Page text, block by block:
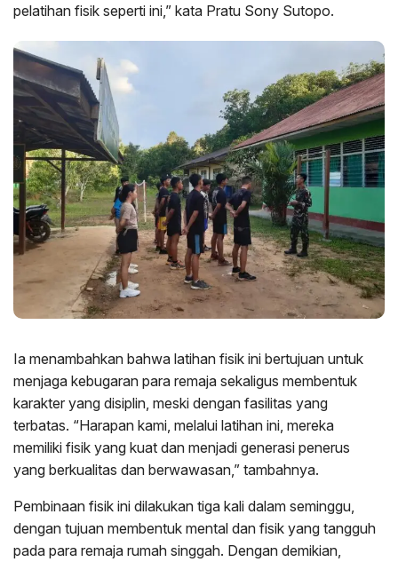
pelatihan fisik seperti ini,” kata Pratu Sony Sutopo.
Ia menambahkan bahwa latihan fisik ini bertujuan untuk
menjaga kebugaran para remaja sekaligus membentuk
karakter yang disiplin, meski dengan fasilitas yang
terbatas. “Harapan kami, melalui latihan ini, mereka
memiliki fisik yang kuat dan menjadi generasi penerus
yang berkualitas dan berwawasan,” tambahnya.
Pembinaan fisik ini dilakukan tiga kali dalam seminggu,
dengan tujuan membentuk mental dan fisik yang tangguh
pada para remaja rumah singgah. Dengan demikian,